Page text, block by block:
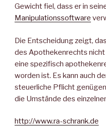
Gewicht fiel, dass er in
Manipulationssoftware
Die Entscheidung zeigt,
des Apothekenrechts
eine spezifisch
worden ist. Es kann auch
steuerliche Pflicht
die Umstände des
http://www.ra-schrank.de